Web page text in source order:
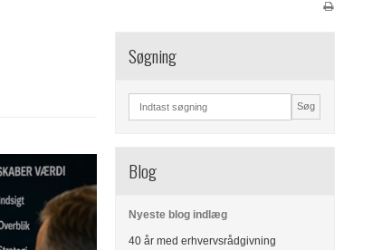
Søgning
Søg
Blog
Nyeste blog indlæg
40 år med erhvervsrådgivning